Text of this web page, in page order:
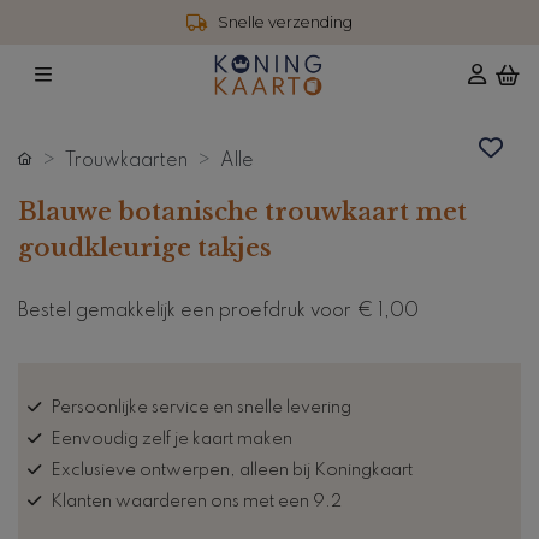
Snelle verzending
Trouwkaarten Alle
Blauwe botanische trouwkaart met
goudkleurige takjes
Bestel gemakkelijk een proefdruk voor € 1,00
Persoonlijke service en snelle levering
Eenvoudig zelf je kaart maken
Exclusieve ontwerpen, alleen bij Koningkaart
Klanten waarderen ons met een 9.2